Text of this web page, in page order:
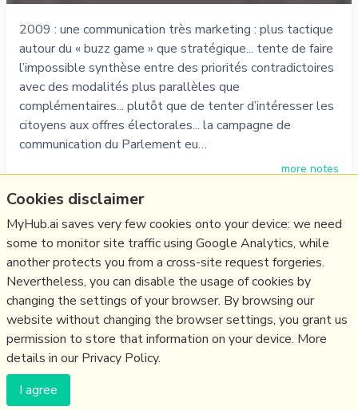
2009 : une communication très marketing : plus tactique
autour du « buzz game » que stratégique... tente de faire
l’impossible synthèse entre des priorités contradictoires
avec des modalités plus parallèles que
complémentaires... plutôt que de tenter d’intéresser les
citoyens aux offres électorales... la campagne de
communication du Parlement eu…
more notes
19/06/2019
Relevant Overviews
Politics
(c) Copyright Fresh Integral Communications SPRL
Get a Hub
Cookies disclaimer
MyHub.ai saves very few cookies onto your device: we need
some to monitor site traffic using Google Analytics, while
another protects you from a cross-site request forgeries.
Nevertheless, you can disable the usage of cookies by
changing the settings of your browser. By browsing our
website without changing the browser settings, you grant us
permission to store that information on your device. More
details in our Privacy Policy.
I agree